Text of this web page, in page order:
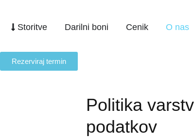
Storitve Darilni boni Cenik O nas
Rezerviraj termin
Politika
podatkov